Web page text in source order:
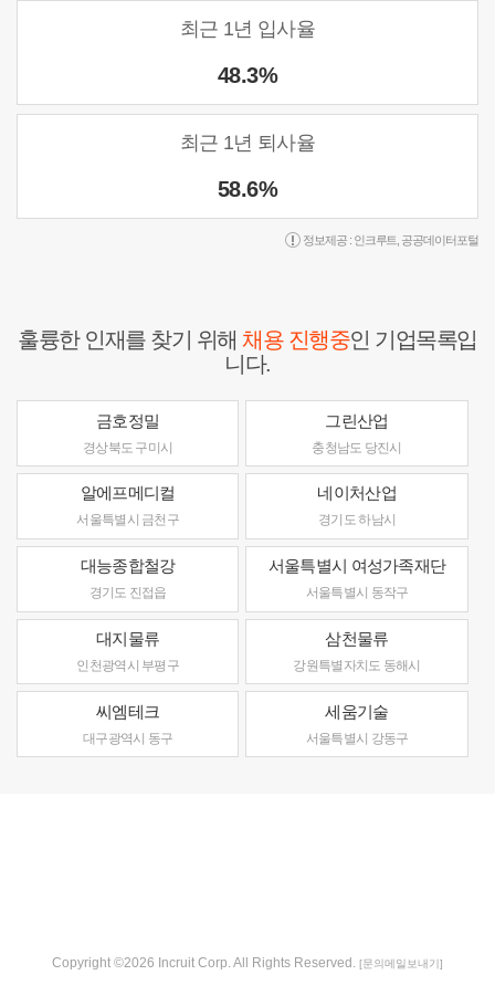
최근 1년 입사율
48.3%
최근 1년 퇴사율
58.6%
정보제공 : 인크루트 공공데이터포털
훌륭한 인재를 찾기 위해채용 진행중인 기업목록입
니다.
금호정밀
경상북도 구미시
그린산업
충청남도 당진시
알에프메디컬
서울특별시 금천구
네이처산업
경기도 하남시
대능종합철강
경기도 진접읍
서울특별시 여성가족재단
서울특별시 동작구
대지물류
인천광역시 부평구
삼천물류
강원특별자치도 동해시
씨엠테크
대구광역시 동구
세움기술
서울특별시 강동구
Copyright ©2026 Incruit Corp. All Rights Reserved. [문의메일보내기]